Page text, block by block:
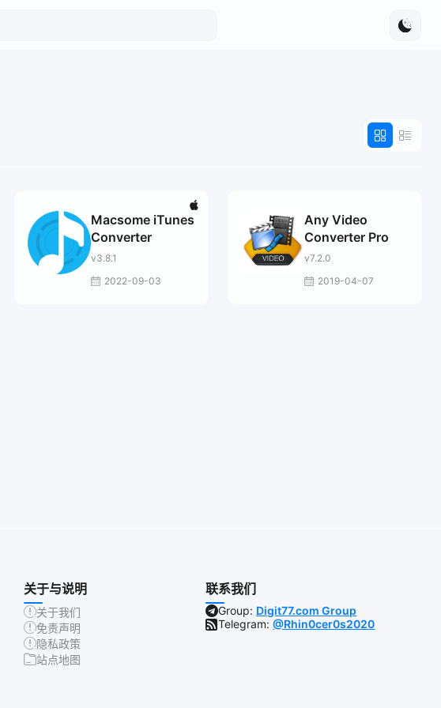
Macsome iTunes
Converter
v3.8.1
2022-09-03
Any Video
Converter Pro
v7.2.0
2019-04-07
关于与说明
关于我们
免责声明
隐私政策
站点地图
联系我们
Group: Digit77.com Group
Telegram:@Rhin0cer0s2020